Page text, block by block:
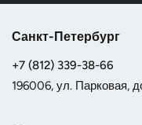
Санкт-Петербург
+7 (812) 339-38-66
196006, ул. Парковая,